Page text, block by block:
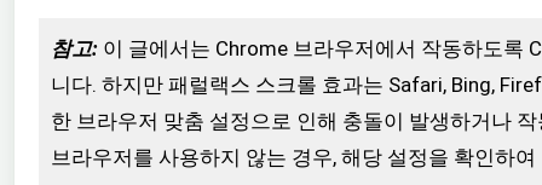
참고: 이 글에서는 Chrome 브라우저에서 작동하도록
니다. 하지만 패럴랙스 스크롤 효과는 Safari, Bing,
한 브라우저 맞춤 설정으로 인해 충돌이 발생하거나
브라우저를 사용하지 않는 경우, 해당 설정을 확인하